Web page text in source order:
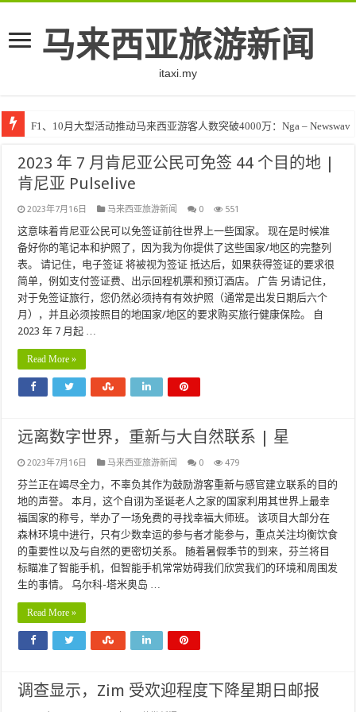
马来西亚旅游新闻
itaxi.my
F1、10月大型活动推动马来西亚游客人数突破4000万：Nga – Newswav
2023 年 7 月肯尼亚公民可免签 44 个目的地 |
肯尼亚 Pulselive
2023年7月16日 马来西亚旅游新闻 0 551
这意味着肯尼亚公民可以免签证前往世界上一些国家。 现在是时候准
备好你的笔记本和护照了，因为我为你提供了这些国家/地区的完整列
表。 请记住，电子签证 将被视为签证 抵达后，如果获得签证的要求很
简单，例如支付签证费、出示回程机票和预订酒店。 广告 另请记住，
对于免签证旅行，您仍然必须持有有效护照（通常是出发日期后六个
月），并且必须按照目的地国家/地区的要求购买旅行健康保险。 自
2023 年 7 月起 …
Read More »
远离数字世界，重新与大自然联系 | 星
2023年7月16日 马来西亚旅游新闻 0 479
芬兰正在竭尽全力，不辜负其作为鼓励游客重新与感官建立联系的目的
地的声誉。 本月，这个自诩为圣诞老人之家的国家利用其世界上最幸
福国家的称号，举办了一场免费的寻找幸福大师班。 该项目大部分在
森林环境中进行，只有少数幸运的参与者才能参与，重点关注均衡饮食
的重要性以及与自然的更密切关系。 随着暑假季节的到来，芬兰将目
标瞄准了智能手机，但智能手机常常妨碍我们欣赏我们的环境和周围发
生的事情。 乌尔科-塔米奥岛 …
Read More »
调查显示，Zim 受欢迎程度下降星期日邮报